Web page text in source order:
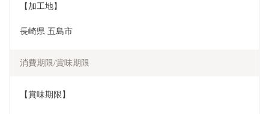
【加工地】
長崎県 五島市
消費期限/賞味期限
【賞味期限】